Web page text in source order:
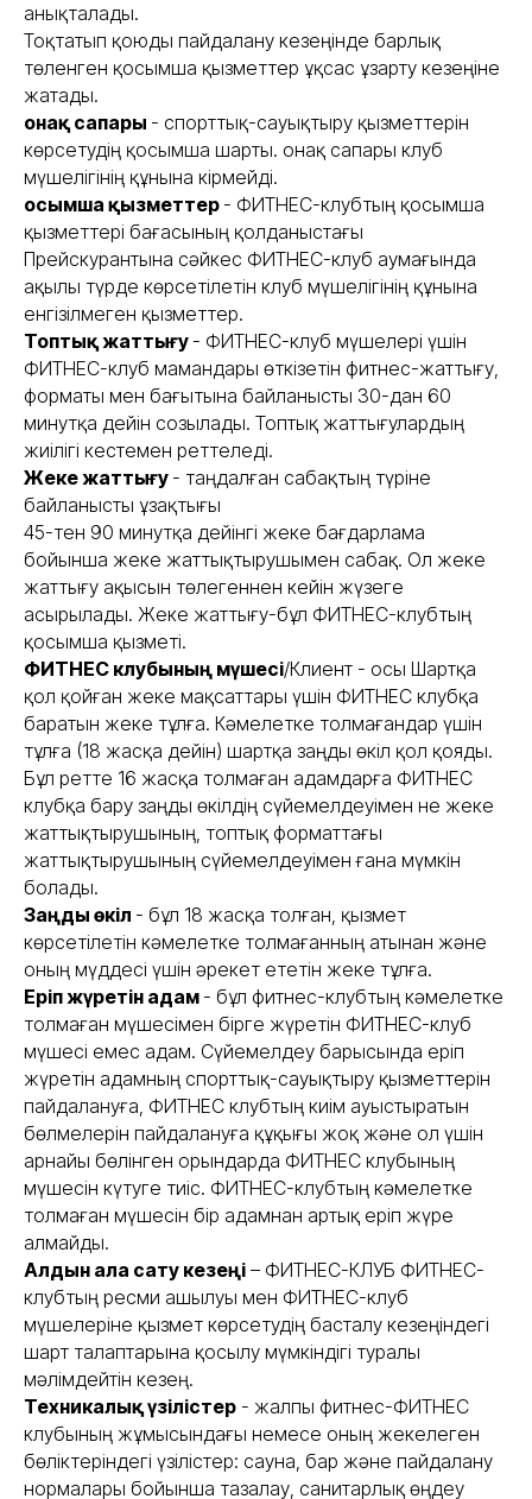
анықталады.
Тоқтатып қоюды пайдалану кезеңінде барлық
төленген қосымша қызметтер ұқсас ұзарту кезеңіне
жатады.
Қонақ сапары - спорттық-сауықтыру қызметтерін
көрсетудің қосымша шарты. Қонақ сапары клуб
мүшелігінің құнына кірмейді.
Қосымша қызметтер - ФИТНЕС-клубтың қосымша
қызметтері бағасының қолданыстағы
Прейскурантына сәйкес ФИТНЕС-клуб аумағында
ақылы түрде көрсетілетін клуб мүшелігінің құнына
енгізілмеген қызметтер.
Топтық жаттығу - ФИТНЕС-клуб мүшелері үшін
ФИТНЕС-клуб мамандары өткізетін фитнес-жаттығу,
форматы мен бағытына байланысты 30-дан 60
минутқа дейін созылады. Топтық жаттығулардың
жиілігі кестемен реттеледі.
Жеке жаттығу - таңдалған сабақтың түріне
байланысты ұзақтығы
45-тен 90 минутқа дейінгі жеке бағдарлама
бойынша жеке жаттықтырушымен сабақ. Ол жеке
жаттығу ақысын төлегеннен кейін жүзеге
асырылады. Жеке жаттығу-бұл ФИТНЕС-клубтың
қосымша қызметі.
ФИТНЕС клубының мүшесі/Клиент - осы Шартқа
қол қойған жеке мақсаттары үшін ФИТНЕС клубқа
баратын жеке тұлға. Кәмелетке толмағандар үшін
тұлға (18 жасқа дейін) шартқа заңды өкіл қол қояды.
Бұл ретте 16 жасқа толмаған адамдарға ФИТНЕС
клубқа бару заңды өкілдің сүйемелдеуімен не жеке
жаттықтырушының, топтық форматтағы
жаттықтырушының сүйемелдеуімен ғана мүмкін
болады.
Заңды өкіл - бұл 18 жасқа толған, қызмет
көрсетілетін кәмелетке толмағанның атынан және
оның мүддесі үшін әрекет ететін жеке тұлға.
Еріп жүретін адам - бұл фитнес-клубтың кәмелетке
толмаған мүшесімен бірге жүретін ФИТНЕС-клуб
мүшесі емес адам. Сүйемелдеу барысында еріп
жүретін адамның спорттық-сауықтыру қызметтерін
пайдалануға, ФИТНЕС клубтың киім ауыстыратын
бөлмелерін пайдалануға құқығы жоқ және ол үшін
арнайы бөлінген орындарда ФИТНЕС клубының
мүшесін күтуге тиіс. ФИТНЕС-клубтың кәмелетке
толмаған мүшесін бір адамнан артық еріп жүре
алмайды.
Алдын ала сату кезеңі – ФИТНЕС-КЛУБ ФИТНЕС-
клубтың ресми ашылуы мен ФИТНЕС-клуб
мүшелеріне қызмет көрсетудің басталу кезеңіндегі
шарт талаптарына қосылу мүмкіндігі туралы
мәлімдейтін кезең.
Техникалық үзілістер - жалпы фитнес-ФИТНЕС
клубының жұмысындағы немесе оның жекелеген
бөліктеріндегі үзілістер: сауна, бар және пайдалану
нормалары бойынша тазалау, санитарлық өңдеу